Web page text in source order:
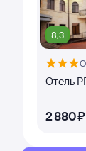
8,3
Отель
2 ⁠880 ⁠₽